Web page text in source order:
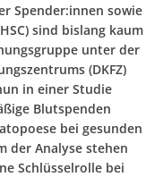
Spender:innen sowie
sind bislang kaum
unter der
(DKFZ)
in einer Studie
Blutspenden
bei gesunden
der Analyse stehen
Schlüsselrolle bei